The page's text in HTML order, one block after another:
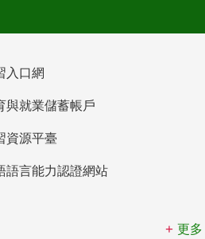
入口網
與就業儲蓄帳戶
資源平臺
語言能力認證網站
更多